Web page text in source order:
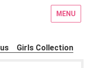
MENU
Girls Collection